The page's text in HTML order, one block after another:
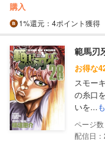
購入
1%還元 ：4ポイント獲得
範馬刃
お得な
スモー
の糸口
いを...
配信日